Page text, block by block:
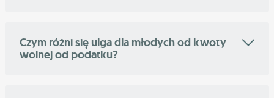
Czym różni się ulga dla młodych od kwoty
wolnej od podatku?